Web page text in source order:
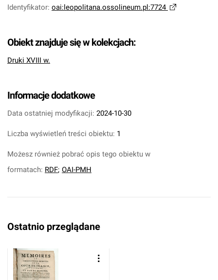
Identyfikator: oai:leopolitana.ossolineum.pl:7724
Obiekt znajduje się w kolekcjach:
Druki XVIII w.
Informacje dodatkowe
Data ostatniej modyfikacji: 2024-10-30
Liczba wyświetleń treści obiektu: 1
Możesz również pobrać opis tego obiektu w
formatach: RDF; OAI-PMH
Ostatnio przeglądane